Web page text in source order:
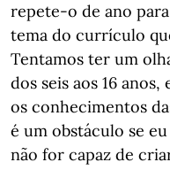
repete-o de ano
tema do currículo
Tentamos ter um
dos seis aos 16
os conhecimentos
é um obstáculo se
não for capaz de